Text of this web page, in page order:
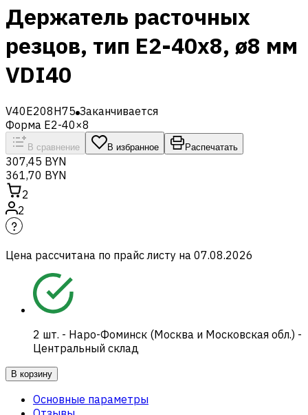
Держатель расточных
резцов, тип Е2-40х8, ø8 мм
VDI40
V40E208H75 Заканчивается
Форма E2-40×8
В сравнение В избранное Распечатать
307,45 BYN
361,70 BYN
2
2
Цена рассчитана по прайс листу на 07.08.2026
2 шт. - Наро-Фоминск (Москва и Московская обл.) -
Центральный склад
В корзину
Основные параметры